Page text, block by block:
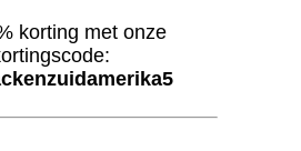
korting met onze